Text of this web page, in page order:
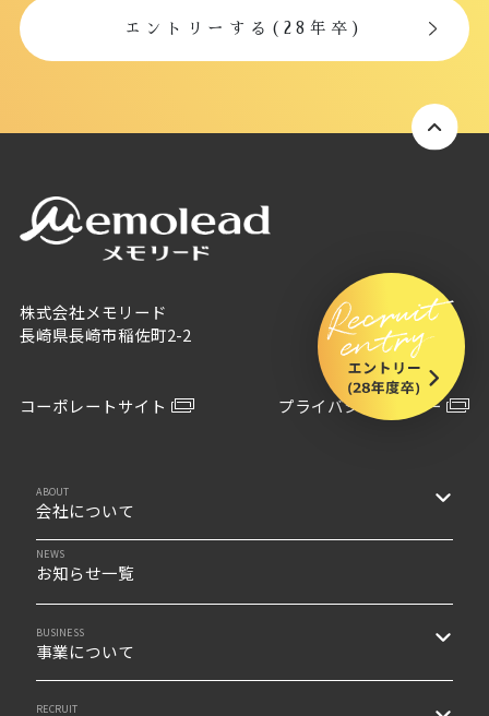
エントリーする(28年卒)
株式会社メモリード
長崎県長崎市稲佐町2-2
コーポレートサイト プライバシーポリシー
会社について
ABOUT
お知らせ一覧
NEWS
事業について
BUSINESS
RECRUIT